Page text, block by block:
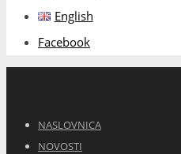
English
Facebook
NASLOVNICA
NOVOSTI